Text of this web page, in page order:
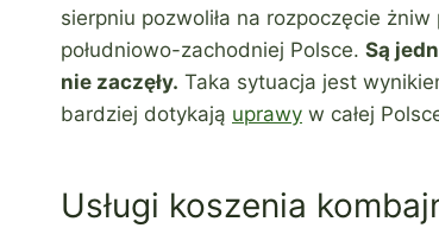
sierpniu pozwoliła na rozpoczęcie
południowo-zachodniej Polsce. Są
nie zaczęły. Taka sytuacja jest
bardziej dotykają uprawy w całej
Usługi koszenia